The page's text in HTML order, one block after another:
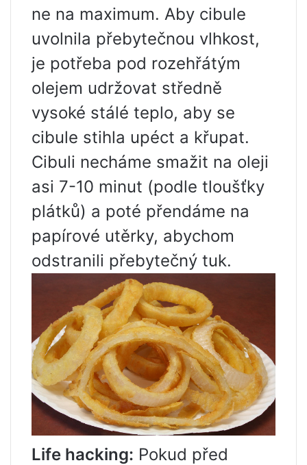
ne na maximum. Aby cibule
uvolnila přebytečnou vlhkost,
je potřeba pod rozehřátým
olejem udržovat středně
vysoké stálé teplo, aby se
cibule stihla upéct a křupat.
Cibuli necháme smažit na oleji
asi 7-10 minut (podle tloušťky
plátků) a poté přendáme na
papírové utěrky, abychom
odstranili přebytečný tuk.
Life hacking: Pokud před